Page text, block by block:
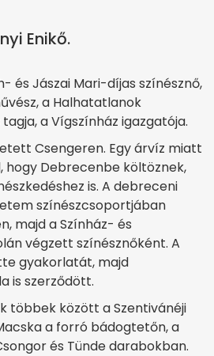
Enikő.
és Jászai Mari-díjas színésznő,
a Halhatatlanok
a Vígszínház igazgatója.
Csengeren. Egy árvíz miatt
hogy Debrecenbe költöznek,
is. A debreceni
színészcsoportjában
majd a Színház- és
végzett színésznőként. A
gyakorlatát, majd
is szerződött.
többek között a Szentivánéji
a forró bádogtetőn, a
és Tünde darabokban.